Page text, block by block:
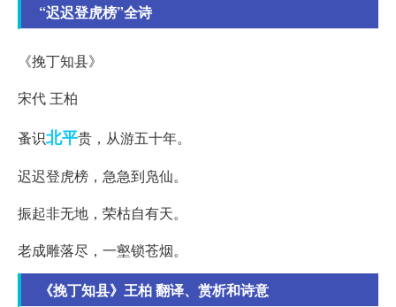
“迟迟登虎榜”全诗
《挽丁知县》
宋代 王柏
蚤识北平贵，从游五十年。
迟迟登虎榜，急急到凫仙。
振起非无地，荣枯自有天。
老成雕落尽，一壑锁苍烟。
《挽丁知县》王柏 翻译、赏析和诗意